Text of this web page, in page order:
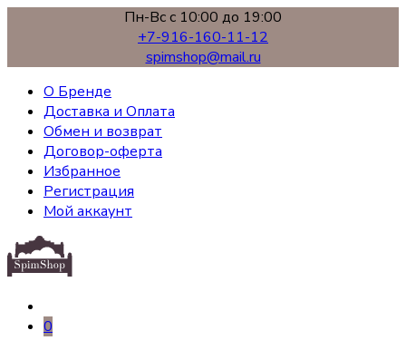
Пн-Вс с 10:00 до 19:00
+7-916-160-11-12
spimshop@mail.ru
О Бренде
Доставка и Оплата
Обмен и возврат
Договор-оферта
Избранное
Регистрация
Мой аккаунт
0